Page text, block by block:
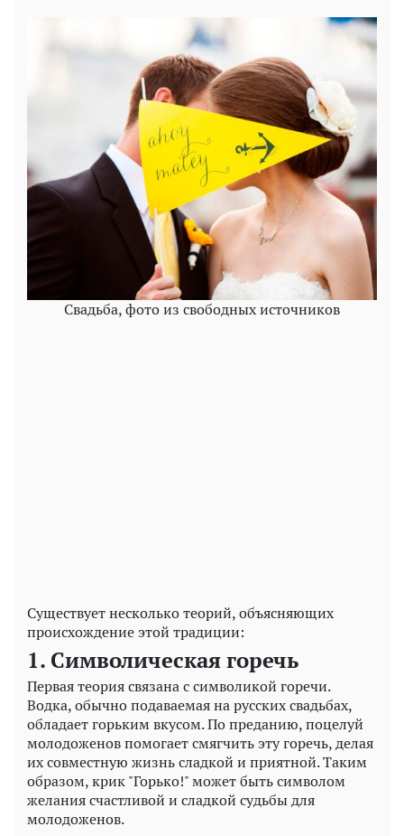
Свадьба, фото из свободных источников
Существует несколько теорий, объясняющих
происхождение этой традиции:
1. Символическая горечь
Первая теория связана с символикой горечи.
Водка, обычно подаваемая на русских свадьбах,
обладает горьким вкусом. По преданию, поцелуй
молодоженов помогает смягчить эту горечь, делая
их совместную жизнь сладкой и приятной. Таким
образом, крик "Горько!" может быть символом
желания счастливой и сладкой судьбы для
молодоженов.